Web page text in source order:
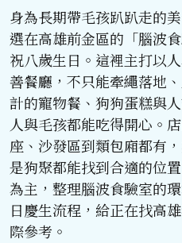
身為長期帶毛孩趴趴走的
選在高雄前金區的「腦波
祝八歲生日。這裡主打以
善餐廳，不只能牽繩落地
計的寵物餐、狗狗蛋糕與
人與毛孩都能吃得開心。
座、沙發區到類包廂都有
是狗聚都能找到合適的位
為主，整理腦波食驗室的
日慶生流程，給正在找高
際參考。